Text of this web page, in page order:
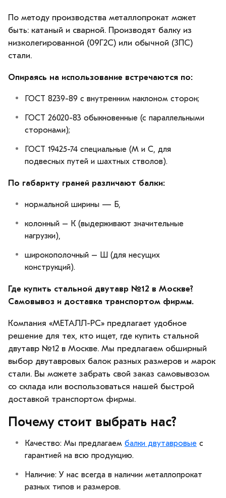
По методу производства металлопрокат может
быть: катаный и сварной. Производят балку из
низколегированной (09Г2С) или обычной (3ПС)
стали.
Опираясь на использование встречаются по:
ГОСТ 8239-89 с внутренним наклоном сторон;
ГОСТ 26020-83 обыкновенные (с параллельными
сторонами);
ГОСТ 19425-74 специальные (М и С, для
подвесных путей и шахтных стволов).
По габариту граней различают балки:
нормальной ширины — Б,
колонный – К (выдерживают значительные
нагрузки),
широкополочный – Ш (для несущих
конструкций).
Где купить стальной двутавр №12 в Москве?
Самовывоз и доставка транспортом фирмы.
Компания «МЕТАЛЛ-РС» предлагает удобное
решение для тех, кто ищет, где купить стальной
двутавр №12 в Москве. Мы предлагаем обширный
выбор двутавровых балок разных размеров и марок
стали. Вы можете забрать свой заказ самовывозом
со склада или воспользоваться нашей быстрой
доставкой транспортом фирмы.
Почему стоит выбрать нас?
Качество: Мы предлагаем балки двутавровые с
гарантией на всю продукцию.
Наличие: У нас всегда в наличии металлопрокат
разных типов и размеров.